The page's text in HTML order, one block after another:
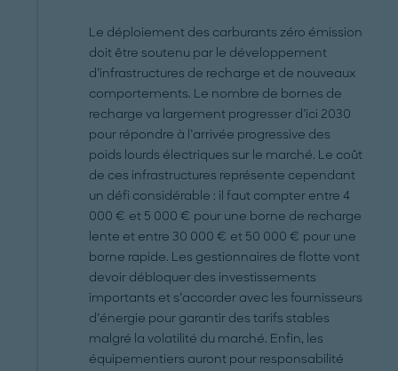
Le déploiement des carburants zéro émission
doit être soutenu par le développement
d’infrastructures de recharge et de nouveaux
comportements. Le nombre de bornes de
recharge va largement progresser d’ici 2030
pour répondre à l’arrivée progressive des
poids lourds électriques sur le marché. Le coût
de ces infrastructures représente cependant
un défi considérable : il faut compter entre 4
000 € et 5 000 € pour une borne de recharge
lente et entre 30 000 € et 50 000 € pour une
borne rapide. Les gestionnaires de flotte vont
devoir débloquer des investissements
importants et s’accorder avec les fournisseurs
d’énergie pour garantir des tarifs stables
malgré la volatilité du marché. Enfin, les
équipementiers auront pour responsabilité